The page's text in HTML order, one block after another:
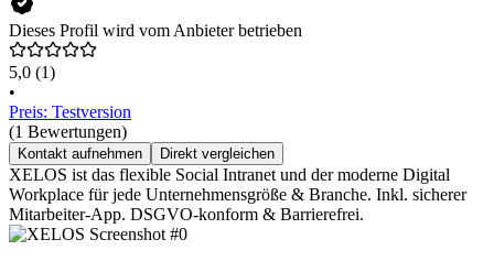
Dieses Profil wird vom Anbieter betrieben
5,0 (1)
•
Preis: Testversion
(1 Bewertungen)
Kontakt aufnehmen Direkt vergleichen
XELOS ist das flexible Social Intranet und der moderne Digital
Workplace für jede Unternehmensgröße & Branche. Inkl. sicherer
Mitarbeiter-App. DSGVO-konform & Barrierefrei.